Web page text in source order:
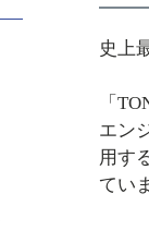
史上
「
エン
用す
てい